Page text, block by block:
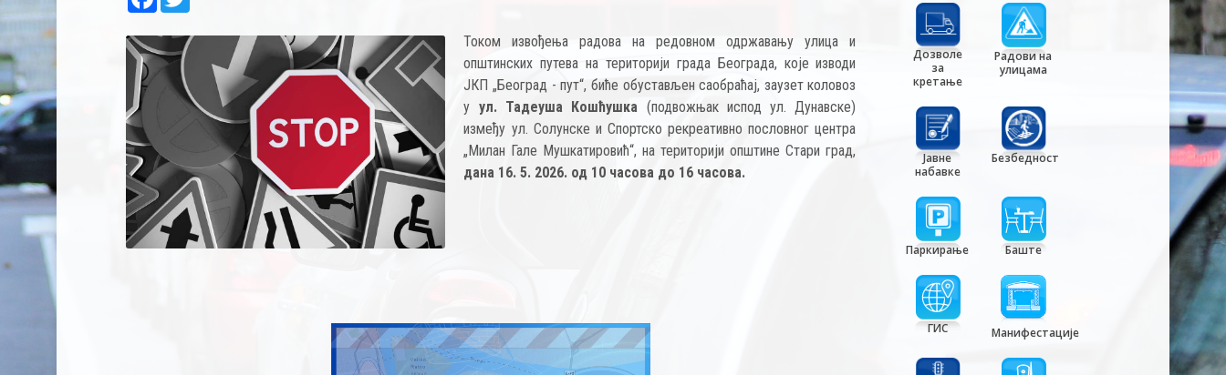
Током извођења радова на редовном одржавању улица и
општинских путева на територији града Београдa, које изводи
ЈКП „Београд - пут“, биће обустављен саобраћај, заузет коловоз
у ул. Тадеуша Кошћушка (подвожњак испод ул. Дунавске)
између ул. Солунске и Спортско рекреативно пословног центра
„Милан Гале Мушкатировић“, на територији општине Стари град,
дана 16. 5. 2026. од 10 часова до 16 часова.
Дозволе
за
кретање
Радови на
улицама
Јавне
набавке
Безбедност
Паркирање Баште
ГИС Манифестације